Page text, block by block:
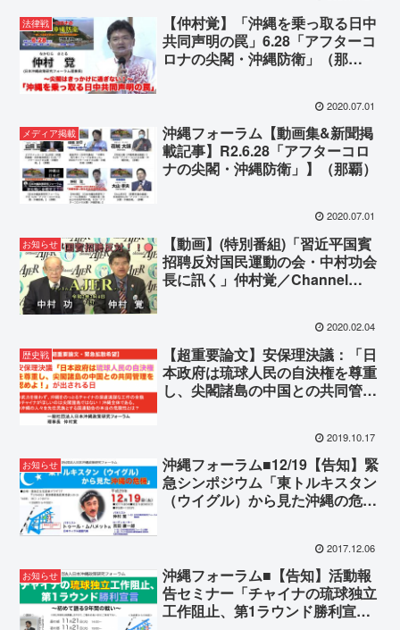
法律戦
【仲村覚】「沖縄を乗っ取る日中
共同声明の罠」6.28「アフターコ
ロナの尖閣・沖縄防衛」（那
2020.07.01
メディア掲載
沖縄フォーラム【動画集&新聞掲
載記事】R2.6.28「アフターコロ
ナの尖閣・沖縄防衛」】（那覇）
2020.07.01
お知らせ
【動画】(特別番組)「習近平国賓
招聘反対国民運動の会・中村功会
長に訊く」仲村覚／Channel
2020.02.04
歴史戦
【超重要論文】安保理決議：「日
本政府は琉球人民の自決権を尊重
し、尖閣諸島の中国との共同管理
2019.10.17
お知らせ
沖縄フォーラム■12/19【告知】緊
急シンポジウム「東トルキスタン
（ウイグル）から見た沖縄の危
2017.12.06
お知らせ
沖縄フォーラム■【告知】活動報
告セミナー「チャイナの琉球独立
工作阻止、第1ラウンド勝利宣